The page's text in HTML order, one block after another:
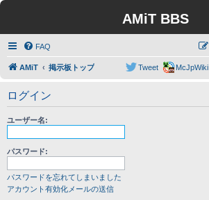
AMiT BBS
FAQ
AMiT 掲示板トップ McJpWiki
Tweet
ログイン
ユーザー名:
パスワード:
パスワードを忘れてしまいました
アカウント有効化メールの送信